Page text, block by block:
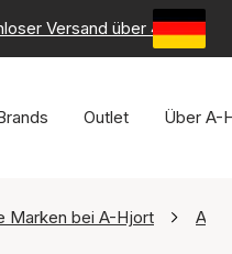
Versand über 49 € -
Outlet Über A-
Marken bei A-Hjort Ayo